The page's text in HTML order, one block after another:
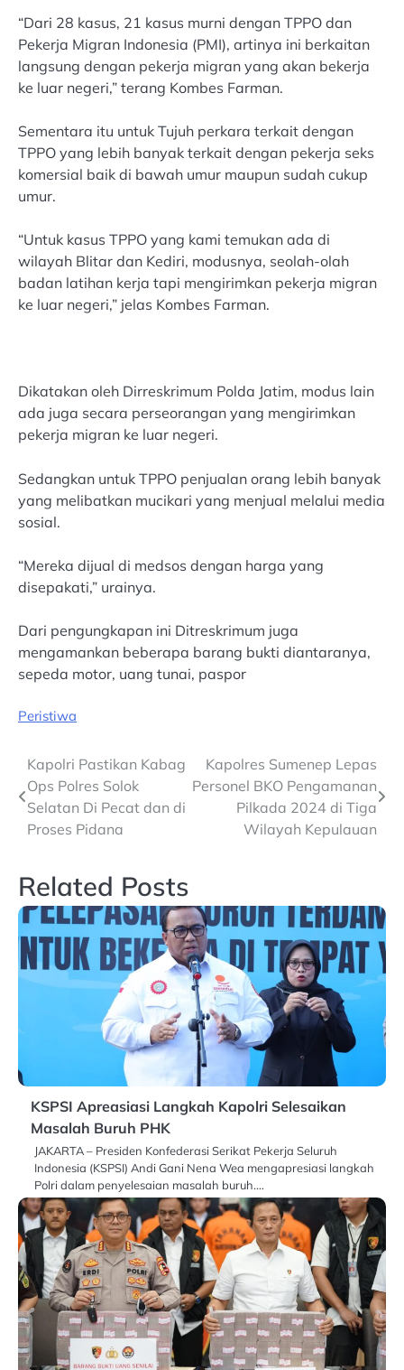
“Dari 28 kasus, 21 kasus murni dengan TPPO dan
Pekerja Migran Indonesia (PMI), artinya ini berkaitan
langsung dengan pekerja migran yang akan bekerja
ke luar negeri,” terang Kombes Farman.
Sementara itu untuk Tujuh perkara terkait dengan
TPPO yang lebih banyak terkait dengan pekerja seks
komersial baik di bawah umur maupun sudah cukup
umur.
“Untuk kasus TPPO yang kami temukan ada di
wilayah Blitar dan Kediri, modusnya, seolah-olah
badan latihan kerja tapi mengirimkan pekerja migran
ke luar negeri,” jelas Kombes Farman.
Dikatakan oleh Dirreskrimum Polda Jatim, modus lain
ada juga secara perseorangan yang mengirimkan
pekerja migran ke luar negeri.
Sedangkan untuk TPPO penjualan orang lebih banyak
yang melibatkan mucikari yang menjual melalui media
sosial.
“Mereka dijual di medsos dengan harga yang
disepakati,” urainya.
Dari pengungkapan ini Ditreskrimum juga
mengamankan beberapa barang bukti diantaranya,
sepeda motor, uang tunai, paspor
Peristiwa
Post
navigation
Kapolri Pastikan Kabag
Ops Polres Solok
Selatan Di Pecat dan di
Proses Pidana
Kapolres Sumenep Lepas
Personel BKO Pengamanan
Pilkada 2024 di Tiga
Wilayah Kepulauan
Related Posts
KSPSI Apreasiasi Langkah Kapolri Selesaikan
Masalah Buruh PHK
JAKARTA – Presiden Konfederasi Serikat Pekerja Seluruh
Indonesia (KSPSI) Andi Gani Nena Wea mengapresiasi langkah
Polri dalam penyelesaian masalah buruh.…